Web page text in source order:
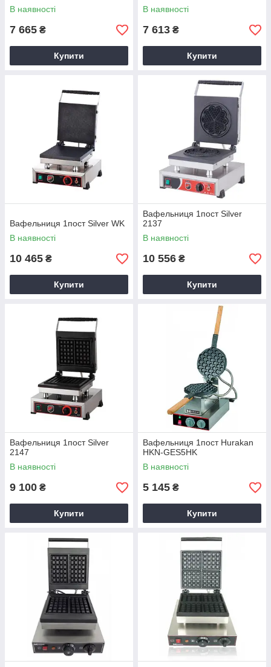
В наявності
7 665 ₴
Купити
В наявності
7 613 ₴
Купити
Вафельниця 1пост Silver WK
В наявності
10 465 ₴
Купити
Вафельниця 1пост Silver
2137
В наявності
10 556 ₴
Купити
Вафельниця 1пост Silver
2147
В наявності
9 100 ₴
Купити
Вафельниця 1пост Hurakan
HKN-GES5HK
В наявності
5 145 ₴
Купити